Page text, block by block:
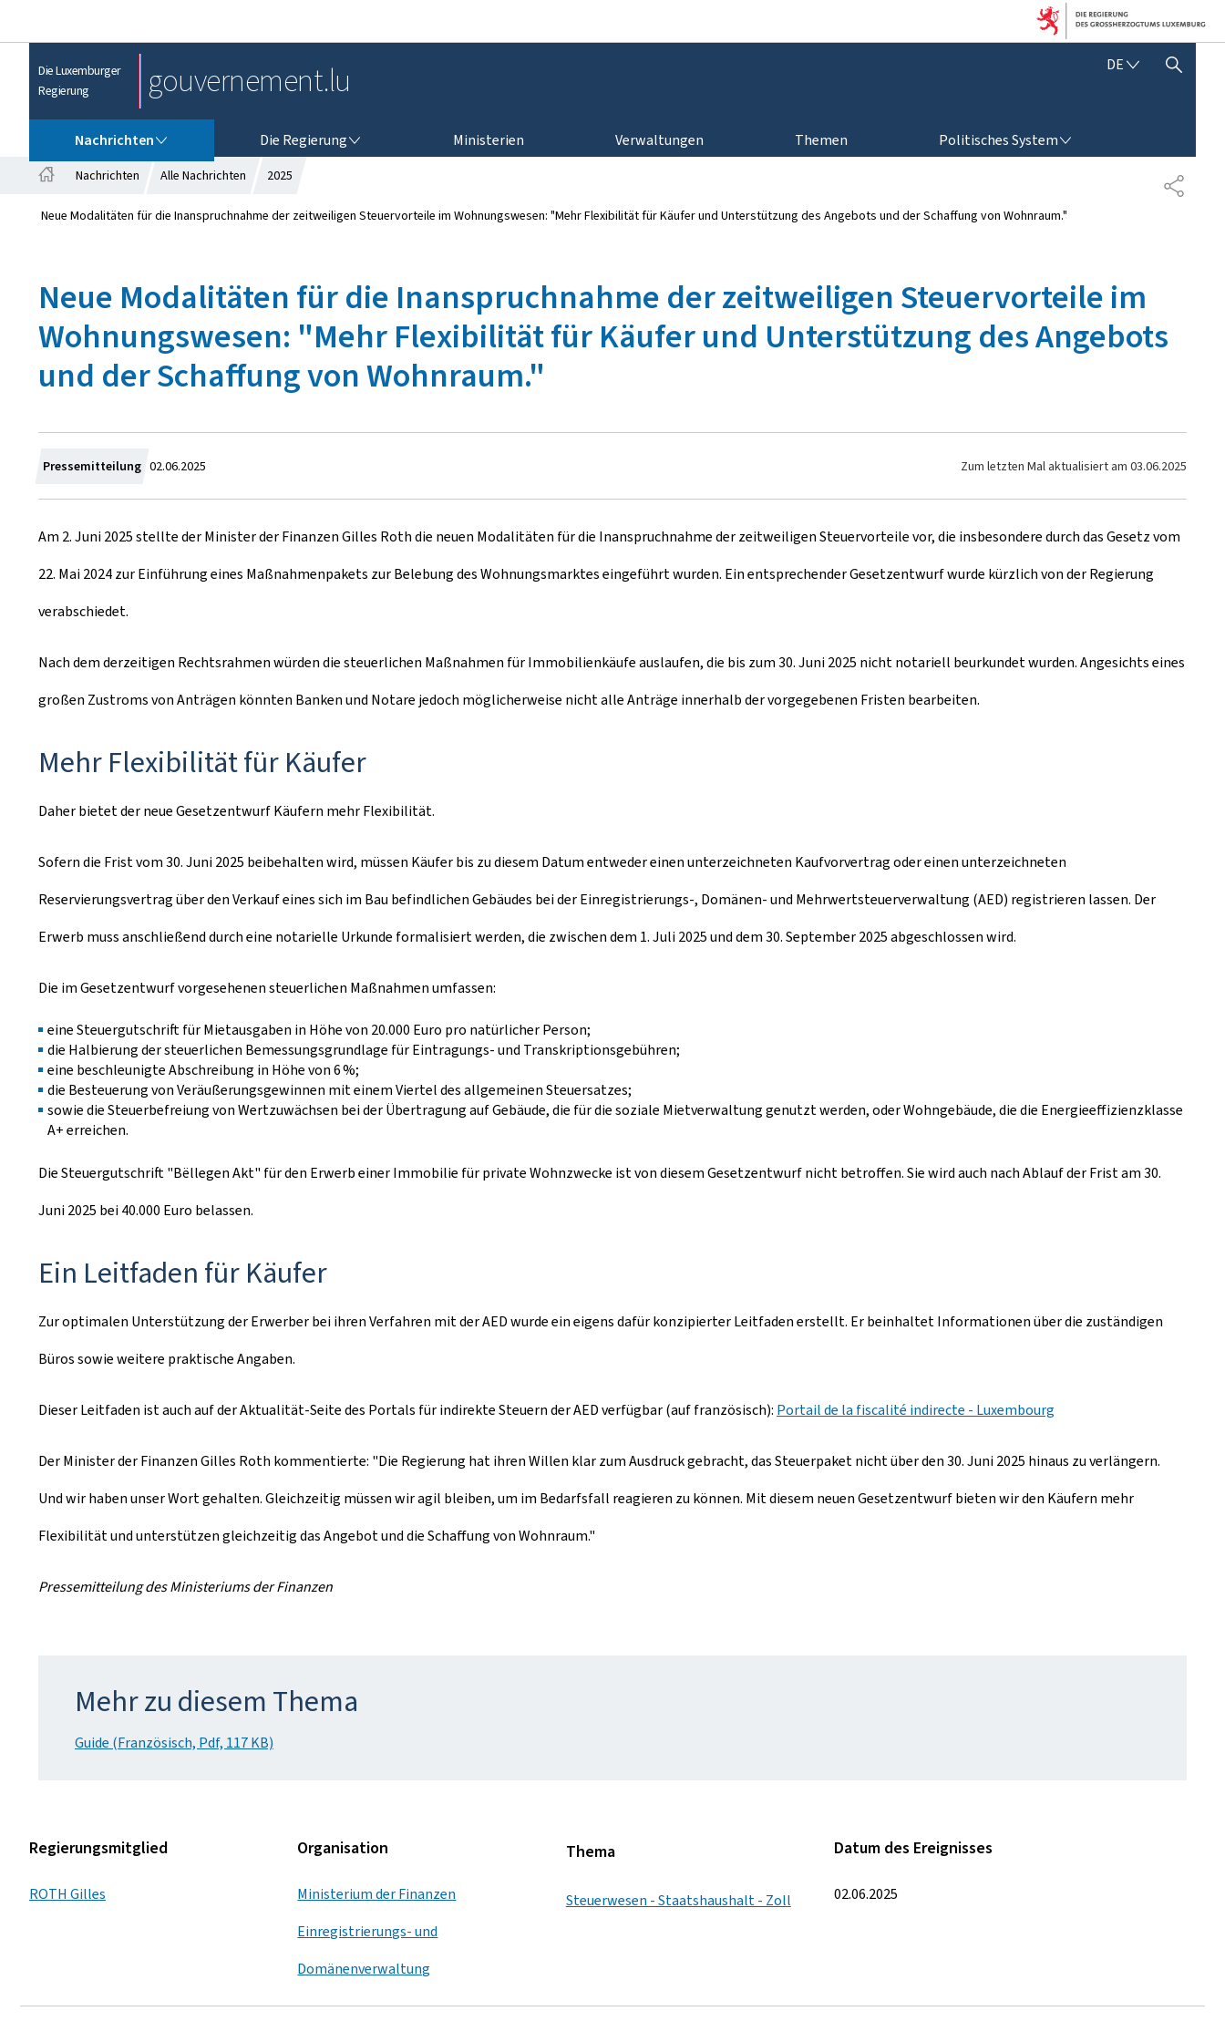
Die Luxemburger
Regierung
gouvernement.lu DED
C
SUCHFLED ANZEIGEN / SCHLIESSEN
Nachrichten Die Regierung Ministerien Verwaltungen Themen Politisches System
T
E
t
s
e
i
t
Nachrichten Alle Nachrichten 2025
Neue Modalitäten für die Inanspruchnahme der zeitweiligen Steuervorteile im Wohnungswesen: "Mehr Flexibilität für Käufer und Unterstützung des Angebots und der Schaffung von Wohnraum."
Neue Modalitäten für die Inanspruchnahme der zeitweiligen Steuervorteile im
Wohnungswesen: "Mehr Flexibilität für Käufer und Unterstützung des Angebots
und der Schaffung von Wohnraum."
Pressemitteilung Z
u
m
02.06.2025 Zum letzten Mal aktualisiert am 03.06.2025
Am 2. Juni 2025 stellte der Minister der Finanzen Gilles Roth die neuen Modalitäten für die Inanspruchnahme der zeitweiligen Steuervorteile vor, die insbesondere durch das Gesetz vom
22. Mai 2024 zur Einführung eines Maßnahmenpakets zur Belebung des Wohnungsmarktes eingeführt wurden. Ein entsprechender Gesetzentwurf wurde kürzlich von der Regierung
verabschiedet.
Nach dem derzeitigen Rechtsrahmen würden die steuerlichen Maßnahmen für Immobilienkäufe auslaufen, die bis zum 30. Juni 2025 nicht notariell beurkundet wurden. Angesichts eines
großen Zustroms von Anträgen könnten Banken und Notare jedoch möglicherweise nicht alle Anträge innerhalb der vorgegebenen Fristen bearbeiten.
Mehr Flexibilität für Käufer
Daher bietet der neue Gesetzentwurf Käufern mehr Flexibilität.
Sofern die Frist vom 30. Juni 2025 beibehalten wird, müssen Käufer bis zu diesem Datum entweder einen unterzeichneten Kaufvorvertrag oder einen unterzeichneten
Reservierungsvertrag über den Verkauf eines sich im Bau befindlichen Gebäudes bei der Einregistrierungs-, Domänen- und Mehrwertsteuerverwaltung (AED) registrieren lassen. Der
Erwerb muss anschließend durch eine notarielle Urkunde formalisiert werden, die zwischen dem 1. Juli 2025 und dem 30. September 2025 abgeschlossen wird.
Die im Gesetzentwurf vorgesehenen steuerlichen Maßnahmen umfassen:
eine Steuergutschrift für Mietausgaben in Höhe von 20.000 Euro pro natürlicher Person;
die Halbierung der steuerlichen Bemessungsgrundlage für Eintragungs- und Transkriptionsgebühren;
eine beschleunigte Abschreibung in Höhe von 6 %;
die Besteuerung von Veräußerungsgewinnen mit einem Viertel des allgemeinen Steuersatzes;
sowie die Steuerbefreiung von Wertzuwächsen bei der Übertragung auf Gebäude, die für die soziale Mietverwaltung genutzt werden, oder Wohngebäude, die die Energieeffizienzklasse
A+ erreichen.
Die Steuergutschrift "Bëllegen Akt" für den Erwerb einer Immobilie für private Wohnzwecke ist von diesem Gesetzentwurf nicht betroffen. Sie wird auch nach Ablauf der Frist am 30.
Juni 2025 bei 40.000 Euro belassen.
Ein Leitfaden für Käufer
Zur optimalen Unterstützung der Erwerber bei ihren Verfahren mit der AED wurde ein eigens dafür konzipierter Leitfaden erstellt. Er beinhaltet Informationen über die zuständigen
Büros sowie weitere praktische Angaben.
Dieser Leitfaden ist auch auf der Aktualität-Seite des Portals für indirekte Steuern der AED verfügbar (auf französisch): Portail de la fiscalité indirecte - Luxembourg
Der Minister der Finanzen Gilles Roth kommentierte: "Die Regierung hat ihren Willen klar zum Ausdruck gebracht, das Steuerpaket nicht über den 30. Juni 2025 hinaus zu verlängern.
Und wir haben unser Wort gehalten. Gleichzeitig müssen wir agil bleiben, um im Bedarfsfall reagieren zu können. Mit diesem neuen Gesetzentwurf bieten wir den Käufern mehr
Flexibilität und unterstützen gleichzeitig das Angebot und die Schaffung von Wohnraum."
Pressemitteilung des Ministeriums der Finanzen
Mehr zu diesem Thema
Guide (Französisch, Pdf, 117 KB)
Regierungsmitglied
ROTH Gilles
Organisation
Ministerium der Finanzen
Einregistrierungs- und
Domänenverwaltung
Thema
Steuerwesen - Staatshaushalt - Zoll
Datum des Ereignisses
02.06.2025